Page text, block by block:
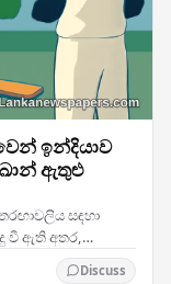
ඉන්දියාව
ඇතුළු
සඳහා
වී ඇති අතර,
Discuss